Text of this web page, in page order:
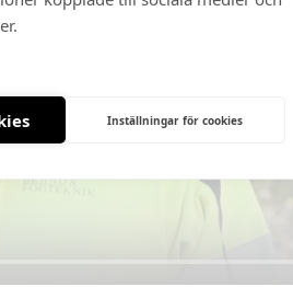
Inställningar för cookies